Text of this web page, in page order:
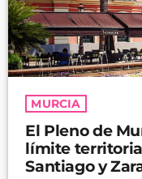
MURCIA
El Pleno de
límite
Santiago y